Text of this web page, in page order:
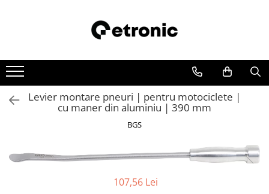
Levier montare pneuri | pentru motociclete |
cu maner din aluminiu | 390 mm
BGS
107,56 Lei